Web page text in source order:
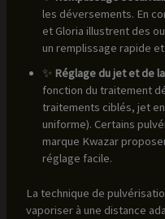
les déversements. En
et Gloria illustrent des
un remplissage rapide et
✨ Réglage du jet et de
fonction du traitement
traitements ciblés, jet
uniforme). Certains
marque Kwazar
réglage facile.
La technique de
vaporiser à une distance